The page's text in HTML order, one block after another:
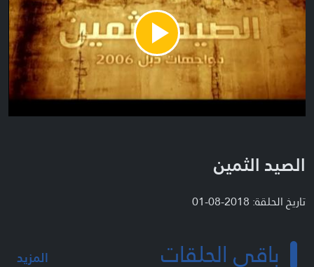
Play
Video
الصيد الثمين
تاريخ الحلقة: 2018-08-01
باقي الحلقات المزيد